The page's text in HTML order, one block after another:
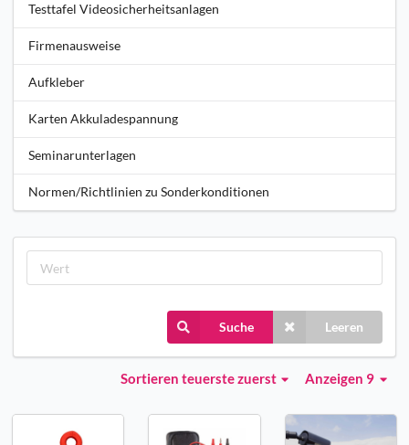
Testtafel Videosicherheitsanlagen
Firmenausweise
Aufkleber
Karten Akkuladespannung
Seminarunterlagen
Normen/Richtlinien zu Sonderkonditionen
Suche Leeren
Anzeigen 9
Sortieren teuerste zuerst